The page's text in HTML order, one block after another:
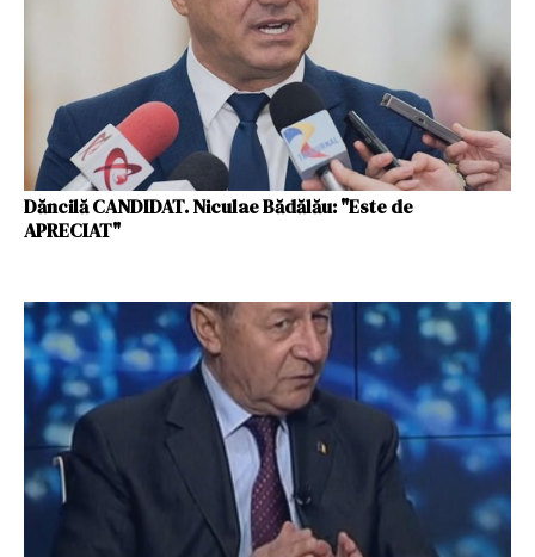
Dăncilă CANDIDAT. Niculae Bădălău: "Este de
APRECIAT"